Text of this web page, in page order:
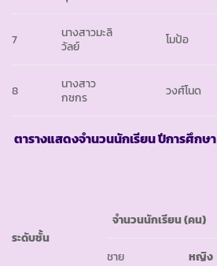
7
นางสาวมะลิ
วัลย์
โมป้อ
8
นางสาว
กชกร
วงศ์โนด
ตารางแสดงจำนวนนักเรียน ปีการศึกษา
ระดับชั้น
จำนวนนักเรียน(คน)
ชาย หญิง